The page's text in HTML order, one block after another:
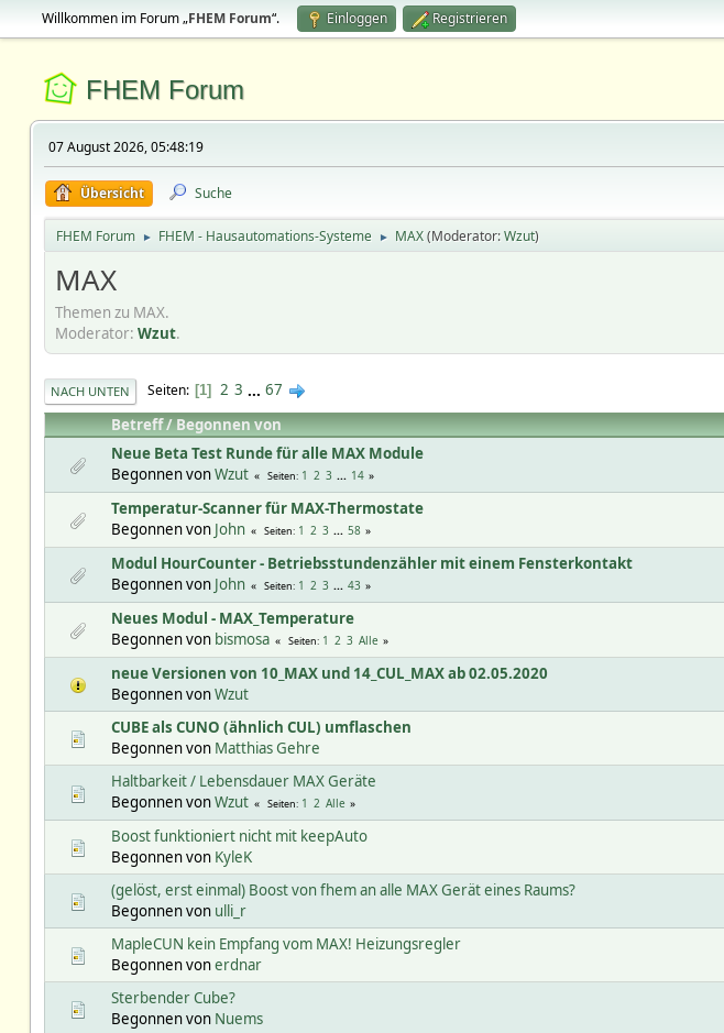
Willkommen im Forum „FHEM Forum“. Einloggen Registrieren
FHEM Forum
07 August 2026, 05:48:19
Übersicht Suche
FHEM Forum ► FHEM - Hausautomations-Systeme ► MAX(Moderator:Wzut)
MAX
Themen zu MAX.
Moderator: Wzut.
NACH UNTEN Seiten 1 2 3 ... 67
Betreff/Begonnen von
Neue Beta Test Runde für alle MAX Module
Begonnen vonWzut Seiten 1 2 3 ... 14
Temperatur-Scanner für MAX-Thermostate
Begonnen von John Seiten 1 2 3 ... 58
Modul HourCounter - Betriebsstundenzähler mit einem Fensterkontakt
Begonnen von John Seiten 1 2 3 ... 43
Neues Modul - MAX_Temperature
Begonnen von bismosa Seiten 1 2 3 Alle
neue Versionen von 10_MAX und 14_CUL_MAX ab 02.05.2020
Begonnen vonWzut
CUBE als CUNO (ähnlich CUL) umflaschen
Begonnen von Matthias Gehre
Haltbarkeit / Lebensdauer MAX Geräte
Begonnen vonWzut Seiten 1 2 Alle
Boost funktioniert nicht mit keepAuto
Begonnen von KyleK
(gelöst, erst einmal) Boost von fhem an alle MAX Gerät eines Raums?
Begonnen von ulli_r
MapleCUN kein Empfang vom MAX! Heizungsregler
Begonnen vonerdnar
Sterbender Cube?
Begonnen von Nuems